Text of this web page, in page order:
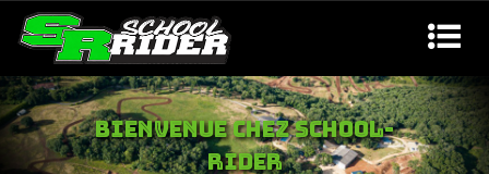
INITIATION QUAD
Cours de quad cross à partir de 6 ans